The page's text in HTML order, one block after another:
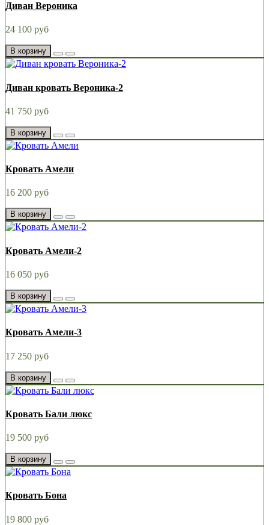
Диван Вероника
24 100 руб
В корзину
Диван кровать Вероника-2
41 750 руб
В корзину
Кровать Амели
16 200 руб
В корзину
Кровать Амели-2
16 050 руб
В корзину
Кровать Амели-3
17 250 руб
В корзину
Кровать Бали люкс
19 500 руб
В корзину
Кровать Бона
19 800 руб